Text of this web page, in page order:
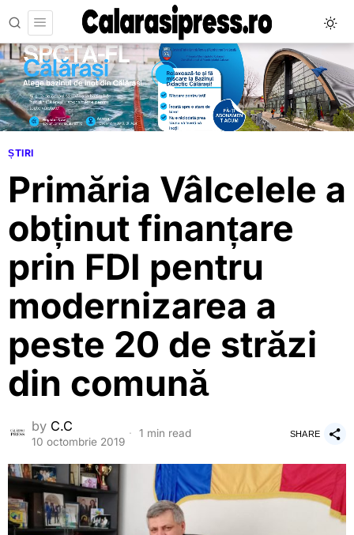
ȘTIRI
Primăria Vâlcelele a
obținut finanțare
prin FDI pentru
modernizarea a
peste 20 de străzi
din comună
by C.C
10 octombrie 2019
1 min read SHARE